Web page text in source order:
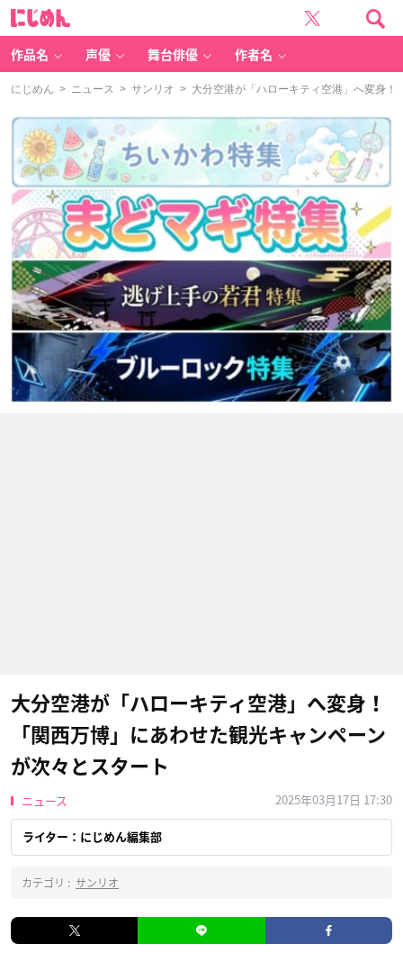
作品名 声優 舞台俳優 作者名
にじめん > ニュース > サンリオ > 大分空港が「ハローキティ空港」へ変身！
大分空港が「ハローキティ空港」へ変身！
「関西万博」にあわせた観光キャンペーン
が次々とスタート
ニュース 2025年03月17日 17:30
ライター：にじめん編集部
カテゴリ : サンリオ